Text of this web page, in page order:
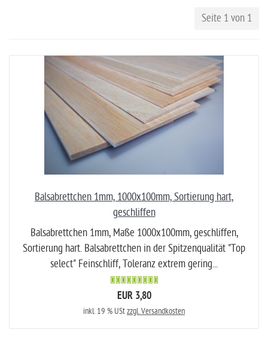
Seite 1 von 1
Balsabrettchen 1mm, 1000x100mm, Sortierung hart,
geschliffen
Balsabrettchen 1mm, Maße 1000x100mm, geschliffen,
Sortierung hart. Balsabrettchen in der Spitzenqualität "Top
select" Feinschliff, Toleranz extrem gering...
EUR 3,80
inkl. 19 % UStzzgl. Versandkosten